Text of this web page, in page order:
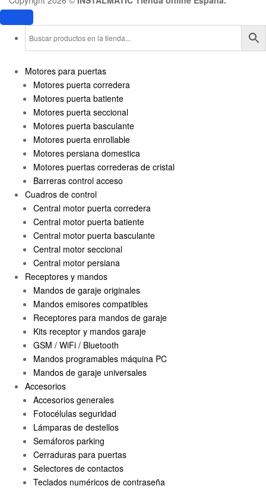
Motores para puertas
Motores puerta corredera
Motores puerta batiente
Motores puerta seccional
Motores puerta basculante
Motores puerta enrollable
Motores persiana domestica
Motores puertas correderas de cristal
Barreras control acceso
Cuadros de control
Central motor puerta corredera
Central motor puerta batiente
Central motor puerta basculante
Central motor seccional
Central motor persiana
Receptores y mandos
Mandos de garaje originales
Mandos emisores compatibles
Receptores para mandos de garaje
Kits receptor y mandos garaje
GSM / WiFi / Bluetooth
Mandos programables máquina PC
Mandos de garaje universales
Accesorios
Accesorios generales
Fotocélulas seguridad
Lámparas de destellos
Semáforos parking
Cerraduras para puertas
Selectores de contactos
Teclados numéricos de contraseña